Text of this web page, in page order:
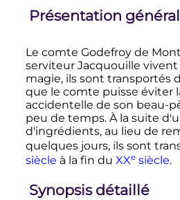
Présentation
Le comte Godefroy de
serviteur Jacquouille vivent
magie, ils sont transportés
que le comte puisse éviter
accidentelle de son beau-
peu de temps. À la suite
d'ingrédients, au lieu de
quelques jours, ils sont
siècle à la fin du XXesiècle.
Synopsis détaillé